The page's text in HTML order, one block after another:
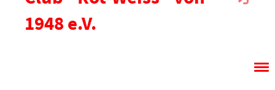
1948 e.V.